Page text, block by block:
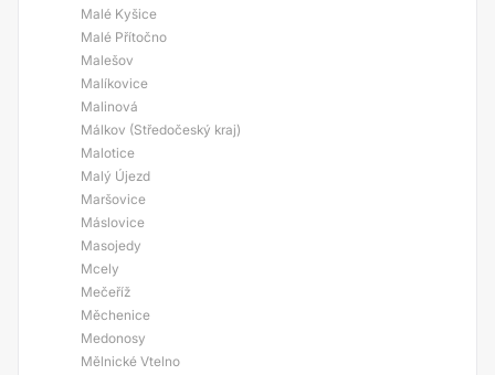
Malé Kyšice
Malé Přítočno
Malešov
Malíkovice
Malinová
Málkov (Středočeský kraj)
Malotice
Malý Újezd
Maršovice
Máslovice
Masojedy
Mcely
Mečeříž
Měchenice
Medonosy
Mělnické Vtelno